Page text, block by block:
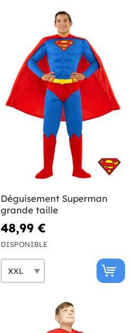
Déguisement Superman
grande taille
48,99 €
DISPONIBLE